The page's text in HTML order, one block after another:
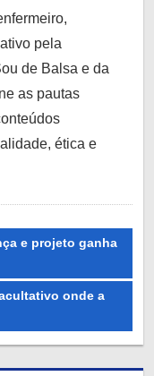
pela
de Balsa e da
as pautas
ética e
e projeto ganha
onde a